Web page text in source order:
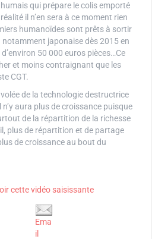
qui prépare le colis emporté
il n’en sera à ce moment rien
humanoïdes sont prêts à sortir
japonaise dès 2015 en
50 000 euros pièces…Ce
et moins contraignant que les
CGT.
de la technologie destructrice
n’y aura plus de croissance puisque
de la répartition de la richesse
plus de répartition et de partage
de croissance au bout du
cette vidéo saisissante
Ema
il